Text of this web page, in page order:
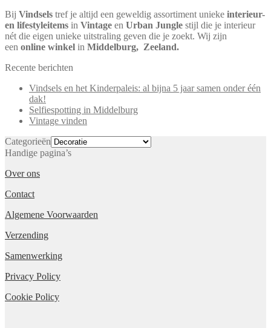
Bij Vindsels tref je altijd een geweldig assortiment unieke interieur-
en lifestyleitems in Vintage en Urban Jungle stijl die je interieur
nét die eigen unieke uitstraling geven die je zoekt. Wij zijn
een online winkel in Middelburg, Zeeland.
Recente berichten
Vindsels en het Kinderpaleis: al bijna 5 jaar samen onder één
dak!
Selfiespotting in Middelburg
Vintage vinden
Categorieën
Handige pagina’s
Over ons
Contact
Algemene Voorwaarden
Verzending
Samenwerking
Privacy Policy
Cookie Policy